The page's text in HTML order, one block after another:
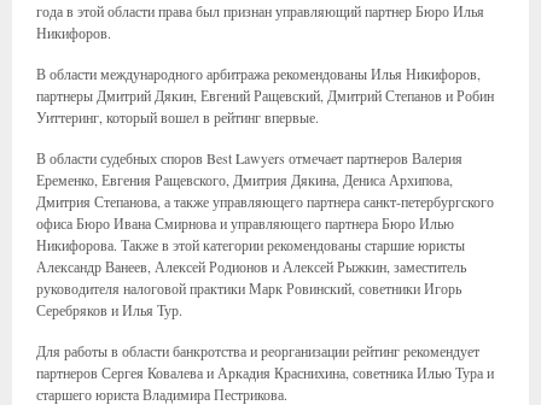
года в этой области права был признан управляющий партнер Бюро Илья
Никифоров.
В области международного арбитража рекомендованы Илья Никифоров,
партнеры Дмитрий Дякин, Евгений Ращевский, Дмитрий Степанов и Робин
Уиттеринг, который вошел в рейтинг впервые.
В области судебных споров Best Lawyers отмечает партнеров Валерия
Еременко, Евгения Ращевского, Дмитрия Дякина, Дениса Архипова,
Дмитрия Степанова, а также управляющего партнера санкт-петербургского
офиса Бюро Ивана Смирнова и управляющего партнера Бюро Илью
Никифорова. Также в этой категории рекомендованы старшие юристы
Александр Ванеев, Алексей Родионов и Алексей Рыжкин, заместитель
руководителя налоговой практики Марк Ровинский, советники Игорь
Серебряков и Илья Тур.
Для работы в области банкротства и реорганизации рейтинг рекомендует
партнеров Сергея Ковалева и Аркадия Краснихина, советника Илью Тура и
старшего юриста Владимира Пестрикова.